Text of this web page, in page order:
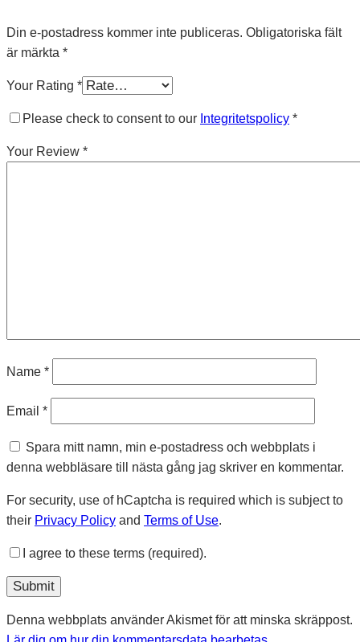
Din e-postadress kommer inte publiceras. Obligatoriska fält
är märkta *
Your Rating *
Please check to consent to our Integritetspolicy *
Your Review *
Name *
Email *
Spara mitt namn, min e-postadress och webbplats i
denna webbläsare till nästa gång jag skriver en kommentar.
For security, use of hCaptcha is required which is subject to
their Privacy Policy and Terms of Use.
I agree to these terms (required).
Denna webbplats använder Akismet för att minska skräppost.